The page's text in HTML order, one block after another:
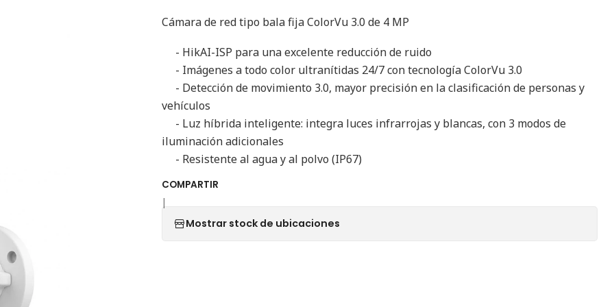
Cámara de red tipo bala fija ColorVu 3.0 de 4 MP
- HikAI-ISP para una excelente reducción de ruido
- Imágenes a todo color ultranítidas 24/7 con tecnología ColorVu 3.0
- Detección de movimiento 3.0, mayor precisión en la clasificación de personas y
vehículos
- Luz híbrida inteligente: integra luces infrarrojas y blancas, con 3 modos de
iluminación adicionales
- Resistente al agua y al polvo (IP67)
COMPARTIR
|
Mostrar stock de ubicaciones